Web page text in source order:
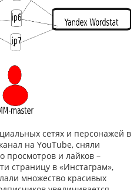
сетях и персонажей в
на YouTube, сняли
просмотров и лайков –
страницу в «Инстаграм»,
множество красивых